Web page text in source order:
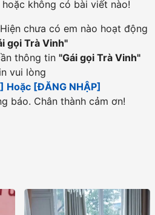
không có bài viết nào!
chưa có em nào hoạt động
gọi Trà Vinh"
thông tin "Gái gọi Trà Vinh"
vui lòng
Hoặc [ĐĂNG NHẬP]
báo. Chân thành cảm ơn!